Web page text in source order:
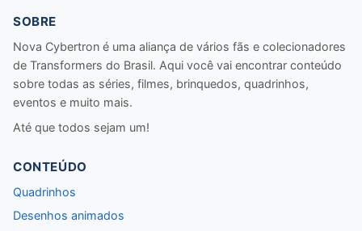
SOBRE
Nova Cybertron é uma aliança de vários fãs e colecionadores
de Transformers do Brasil. Aqui você vai encontrar conteúdo
sobre todas as séries, filmes, brinquedos, quadrinhos,
eventos e muito mais.
Até que todos sejam um!
CONTEÚDO
Quadrinhos
Desenhos animados